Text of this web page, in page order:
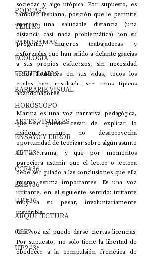
PODCAST
TEATRO
PANORAMAS
ECOLOGÍA
FREUDIANOS
BARBARIE VISUAL
HORÓSCOPO
ARTES VISUALES
ENSAYO Y ERROR
ART#36
CCF#36
E&E#36
UP#36
ARQUITECTURA
CCF2
UP2#36
sociedad y algo utópica. Por supuesto, es
también lesbiana, posición que le permite
marcar una saludable distancia (una
distancia casi nada problemática) con su
progenie, mujeres trabajadoras y
esforzadas que han salido a delante gracias
a sus propios esfuerzos, sin necesidad
tener hombres en sus vidas, todos los
cuales han resultado ser unos típicos
abandonadores.
Marina es una voz narrativa pedagógica,
que no puede cesar de explicar lo
evidente, que no desaprovecha
oportunidad de teorizar sobre algún asunto
de la trama, y que por momentos
pareciera asumir que el lector o lectora
debe ser guiado a las conclusiones que ella
misma estima importantes. Es una voz
irritante, en el siguiente sentido: irritante
muy a su pesar, involuntariamente
insufrible.
Una voz así puede darse ciertas licencias.
Por supuesto, no sólo tiene la libertad de
obedecer a la compulsión frenética de